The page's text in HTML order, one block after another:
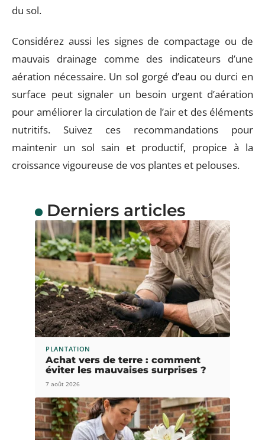
du sol.
Considérez aussi les signes de compactage ou de
mauvais drainage comme des indicateurs d’une
aération nécessaire. Un sol gorgé d’eau ou durci en
surface peut signaler un besoin urgent d’aération
pour améliorer la circulation de l’air et des éléments
nutritifs. Suivez ces recommandations pour
maintenir un sol sain et productif, propice à la
croissance vigoureuse de vos plantes et pelouses.
Derniers articles
PLANTATION
Achat vers de terre : comment
éviter les mauvaises surprises ?
7 août 2026